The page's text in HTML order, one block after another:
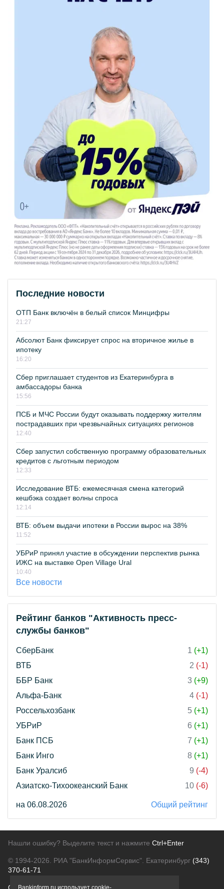
Последние новости
ОТП Банк включён в белый список Минцифры
21:27
Абсолют Банк фиксирует спрос на вторичное жилье в
ипотеку
16:20
Сбер приглашает студентов из Екатеринбурга в
амбассадоры банка
15:56
ПСБ и МЧС России будут оказывать поддержку жителям
пострадавших при чрезвычайных ситуациях регионов
12:40
Сбер запустил собственную программу образовательных
кредитов с льготным периодом
12:33
Исследование ВТБ: ежемесячная смена категорий
кешбэка создает волны спроса
12:14
ВТБ: объем выдачи ипотеки в России вырос на 38%
11:52
УБРиР принял участие в обсуждении перспектив рынка
ИЖС на выставке Open Village Ural
10:40
Все новости
Рейтинг банков "Активность пресс-
службы банков"
СберБанк 1 (+1)
ВТБ
2 (-1)
ББР Банк
3 (+9)
Альфа-Банк
4 (-1)
Россельхозбанк
5 (+1)
УБРиР
6 (+1)
Банк ПСБ
7 (+1)
Банк Инго
8 (+1)
Банк Уралсиб
9 (-4)
Азиатско-Тихоокеанский Банк
10 (-6)
на 06.08.2026 Общий рейтинг
Нашли ошибку? Выделите текст и нажмите Ctrl+Enter
© 1994-2026. РИА "БанкИнформСервис". Екатеринбург (343)
370-61-71
Bankinform.ru использует cookie-